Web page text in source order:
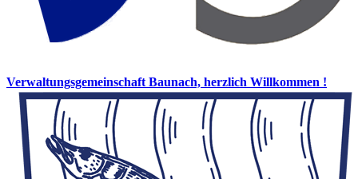
Verwaltungsgemeinschaft Baunach, herzlich Willkommen !